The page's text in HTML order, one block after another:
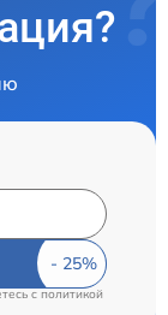
cполитикой